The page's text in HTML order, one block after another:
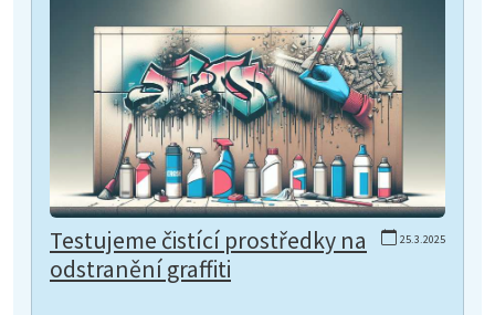
25.3.2025
Testujeme čistící prostředky na
odstranění graffiti